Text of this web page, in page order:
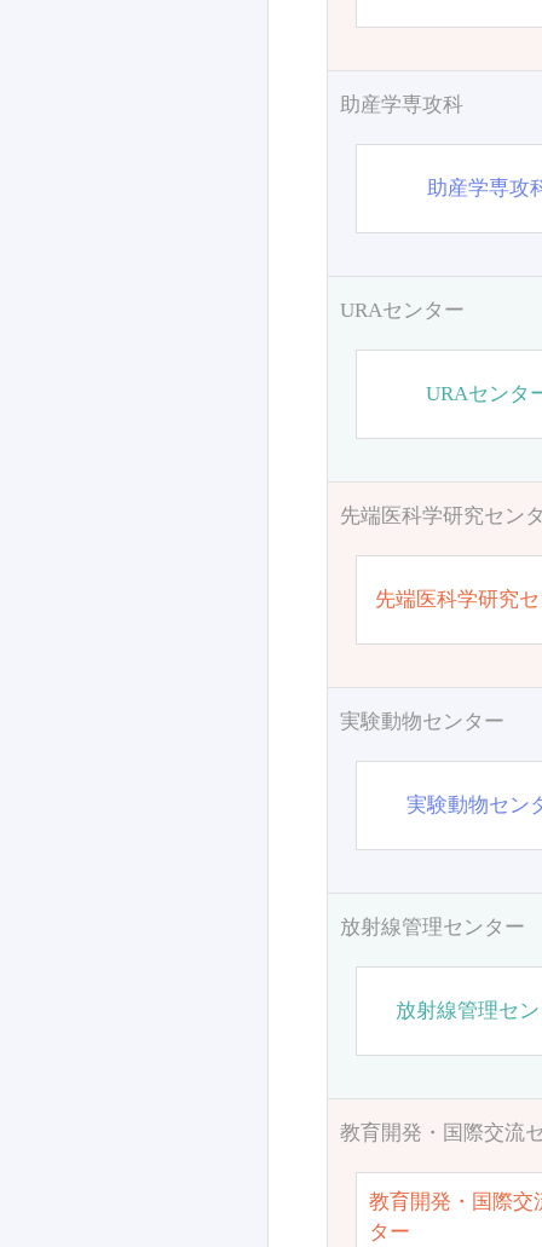
助産学専攻科
助産学専攻
URAセンター
URAセンタ
先端医科学研究セン
先端医科学研究
実験動物センター
実験動物セン
放射線管理センター
放射線管理セ
教育開発・国際交流
教育開発・国際交
ター